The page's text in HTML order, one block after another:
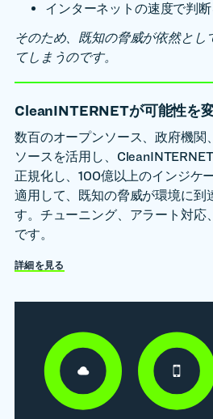
インターネットの速度で判
そのため、既知の脅威が依然とし
てしまうのです。
CleanINTERNETが可能性を変
数百のオープンソース、政府機関
ソースを活用し、
正規化し、100億以上のインジケ
適用して、既知の脅威が環境に到
す。チューニング、アラート対応
です。
詳細を見る